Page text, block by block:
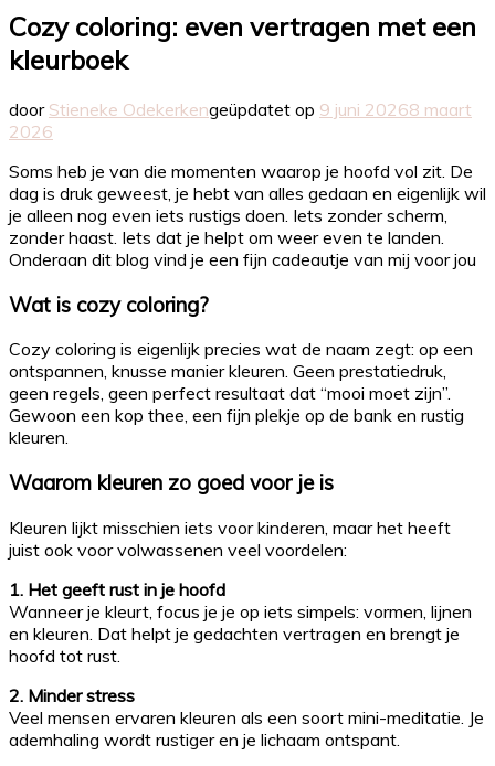
Cozy coloring: even vertragen met een
kleurboek
door Stieneke Odekerkengeüpdatet op 9 juni 20268 maart
2026
Soms heb je van die momenten waarop je hoofd vol zit. De
dag is druk geweest, je hebt van alles gedaan en eigenlijk wil
je alleen nog even iets rustigs doen. Iets zonder scherm,
zonder haast. Iets dat je helpt om weer even te landen.
Onderaan dit blog vind je een fijn cadeautje van mij voor jou
Wat is cozy coloring?
Cozy coloring is eigenlijk precies wat de naam zegt: op een
ontspannen, knusse manier kleuren. Geen prestatiedruk,
geen regels, geen perfect resultaat dat “mooi moet zijn”.
Gewoon een kop thee, een fijn plekje op de bank en rustig
kleuren.
Waarom kleuren zo goed voor je is
Kleuren lijkt misschien iets voor kinderen, maar het heeft
juist ook voor volwassenen veel voordelen:
1. Het geeft rust in je hoofd
Wanneer je kleurt, focus je je op iets simpels: vormen, lijnen
en kleuren. Dat helpt je gedachten vertragen en brengt je
hoofd tot rust.
2. Minder stress
Veel mensen ervaren kleuren als een soort mini-meditatie. Je
ademhaling wordt rustiger en je lichaam ontspant.